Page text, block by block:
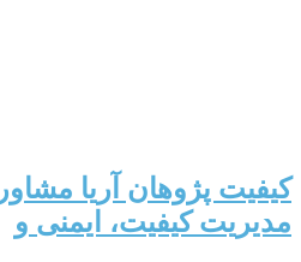
کیفیت پژوهان آریا
مدیریت کیفیت، ایمنی و